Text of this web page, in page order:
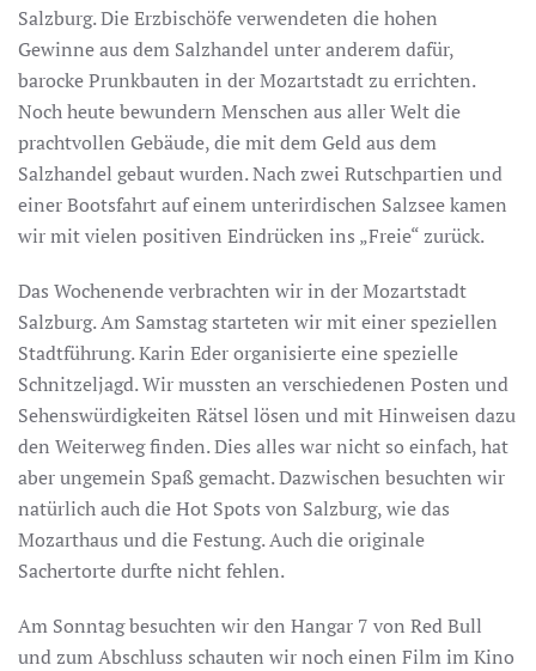
Salzburg. Die Erzbischöfe verwendeten die hohen
Gewinne aus dem Salzhandel unter anderem dafür,
barocke Prunkbauten in der Mozartstadt zu errichten.
Noch heute bewundern Menschen aus aller Welt die
prachtvollen Gebäude, die mit dem Geld aus dem
Salzhandel gebaut wurden. Nach zwei Rutschpartien und
einer Bootsfahrt auf einem unterirdischen Salzsee kamen
wir mit vielen positiven Eindrücken ins „Freie“ zurück.
Das Wochenende verbrachten wir in der Mozartstadt
Salzburg. Am Samstag starteten wir mit einer speziellen
Stadtführung. Karin Eder organisierte eine spezielle
Schnitzeljagd. Wir mussten an verschiedenen Posten und
Sehenswürdigkeiten Rätsel lösen und mit Hinweisen dazu
den Weiterweg finden. Dies alles war nicht so einfach, hat
aber ungemein Spaß gemacht. Dazwischen besuchten wir
natürlich auch die Hot Spots von Salzburg, wie das
Mozarthaus und die Festung. Auch die originale
Sachertorte durfte nicht fehlen.
Am Sonntag besuchten wir den Hangar 7 von Red Bull
und zum Abschluss schauten wir noch einen Film im Kino